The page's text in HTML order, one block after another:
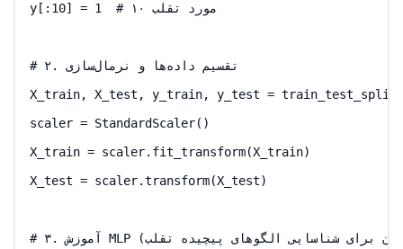
y[:10] = 1  # ۱۰ مورد تقلب
# ۲. تقسیم داده‌ها و نرمال‌سازی
X_train, X_test, y_train, y_test =
scaler = StandardScaler()
X_train = scaler.fit_transform(X_train)
X_test = scaler.transform(X_test)
# ۳. آموزش MLP (استفاده از لایه‌های پنهان برای شناسایی الگوهای پیچیده تقلب)